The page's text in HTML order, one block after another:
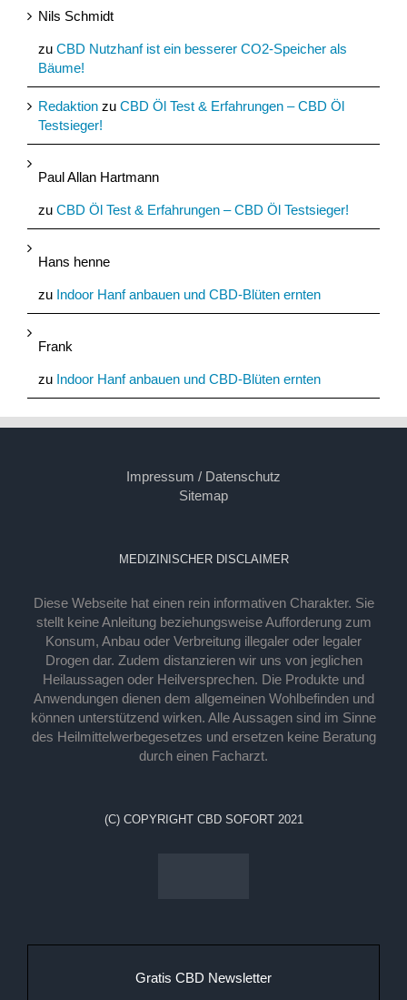
Nils Schmidt
zu CBD Nutzhanf ist ein besserer CO2-Speicher als
Bäume!
Redaktion zu CBD Öl Test & Erfahrungen – CBD Öl
Testsieger!
Paul Allan Hartmann
zu CBD Öl Test & Erfahrungen – CBD Öl Testsieger!
Hans henne
zu Indoor Hanf anbauen und CBD-Blüten ernten
Frank
zu Indoor Hanf anbauen und CBD-Blüten ernten
Impressum / Datenschutz
Sitemap
MEDIZINISCHER DISCLAIMER
Diese Webseite hat einen rein informativen Charakter. Sie
stellt keine Anleitung beziehungsweise Aufforderung zum
Konsum, Anbau oder Verbreitung illegaler oder legaler
Drogen dar. Zudem distanzieren wir uns von jeglichen
Heilaussagen oder Heilversprechen. Die Produkte und
Anwendungen dienen dem allgemeinen Wohlbefinden und
können unterstützend wirken. Alle Aussagen sind im Sinne
des Heilmittelwerbegesetzes und ersetzen keine Beratung
durch einen Facharzt.
(C) COPYRIGHT CBD SOFORT 2021
Gratis CBD Newsletter